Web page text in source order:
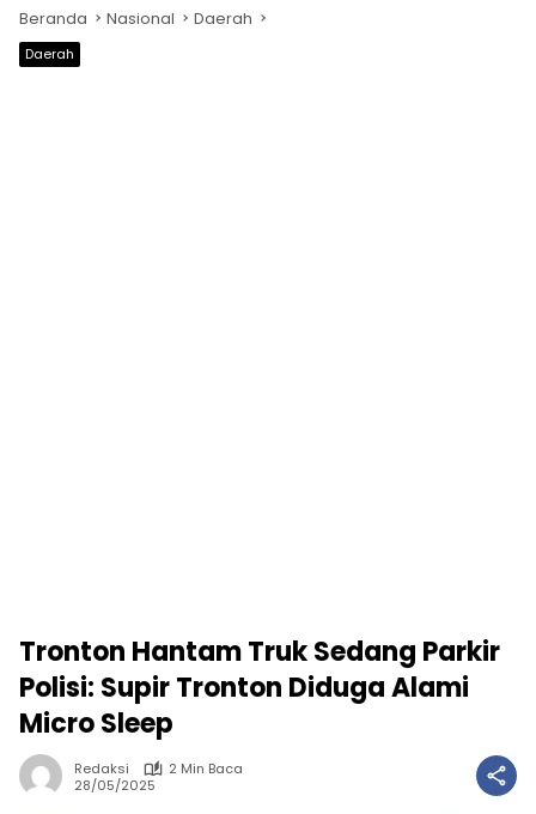
Beranda Nasional Daerah
Daerah
Tronton Hantam Truk Sedang Parkir
Polisi: Supir Tronton Diduga Alami
Micro Sleep
Redaksi
2 Min Baca
28/05/2025